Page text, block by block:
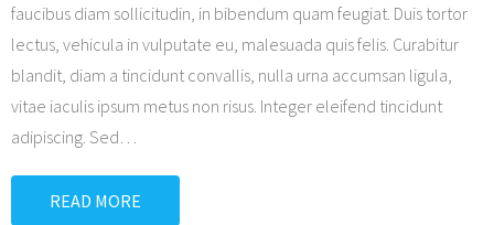
faucibus diam sollicitudin, in bibendum quam feugiat. Duis tortor
lectus, vehicula in vulputate eu, malesuada quis felis. Curabitur
blandit, diam a tincidunt convallis, nulla urna accumsan ligula,
vitae iaculis ipsum metus non risus. Integer eleifend tincidunt
adipiscing. Sed
READ MORE